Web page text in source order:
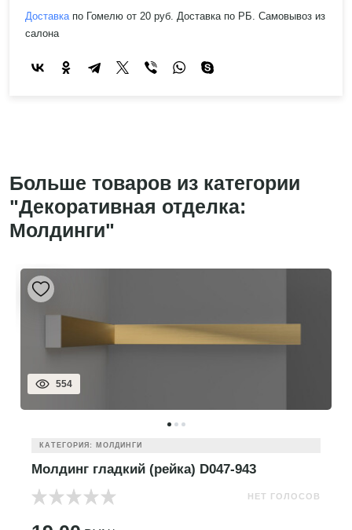
Доставкапо Гомелю от 20 руб. Доставка по РБ. Самовывоз из
салона
Больше товаров из категории
"Декоративная отделка:
Молдинги"
554
КАТЕГОРИЯ: МОЛДИНГИ
Молдинг гладкий (рейка) D047-943
НЕТ ГОЛОСОВ